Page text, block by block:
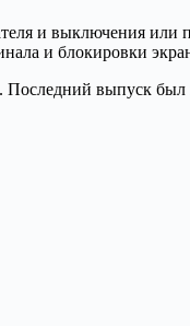
и выключения или
и блокировки
выпуск был